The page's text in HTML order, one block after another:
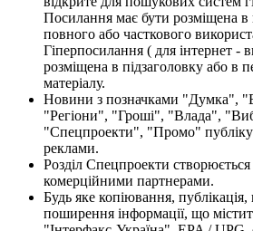
Посилання має бути розміщена в
повного або часткового
Гіперпосилання ( для інтернет -
розміщена в підзаголовку або в
матеріалу.
Новини з позначками "Думка",
"Регіони", "Гроші", "Влада",
"Спецпроекти", "Промо"
реклами.
Розділ Спецпроекти створюється
комерційними партнерами.
Будь яке копіювання,
поширення інформації, що